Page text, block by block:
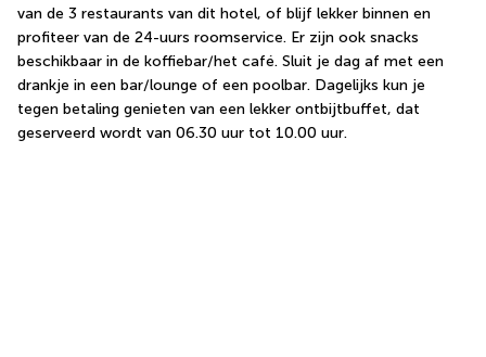
van de 3 restaurants van dit hotel, of blijf lekker binnen en
profiteer van de 24-uurs roomservice. Er zijn ook snacks
beschikbaar in de koffiebar/het café. Sluit je dag af met een
drankje in een bar/lounge of een poolbar. Dagelijks kun je
tegen betaling genieten van een lekker ontbijtbuffet, dat
geserveerd wordt van 06.30 uur tot 10.00 uur.